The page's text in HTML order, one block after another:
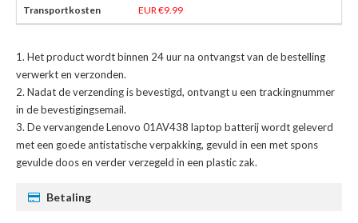
EUR €9.99
Het product wordt binnen 24 uur na ontvangst van de bestelling
verwerkt en verzonden.
Nadat de verzending is bevestigd, ontvangt u een trackingnummer
in de bevestigingsemail.
Devervangende Lenovo 01AV438 laptop batterijwordt geleverd
met een goede antistatische verpakking, gevuld in een met spons
gevulde doos en verder verzegeld in een plastic zak.
Betaling